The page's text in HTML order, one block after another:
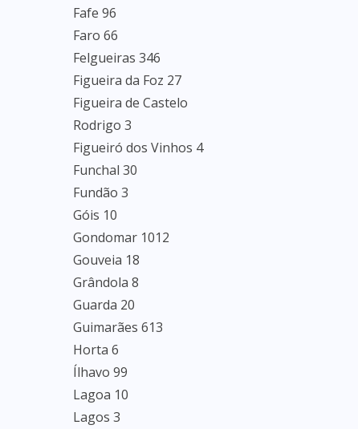
Fafe 96
Faro 66
Felgueiras 346
Figueira da Foz 27
Figueira de Castelo
Rodrigo 3
Figueiró dos Vinhos 4
Funchal 30
Fundão 3
Góis 10
Gondomar 1012
Gouveia 18
Grândola 8
Guarda 20
Guimarães 613
Horta 6
Ílhavo 99
Lagoa 10
Lagos 3